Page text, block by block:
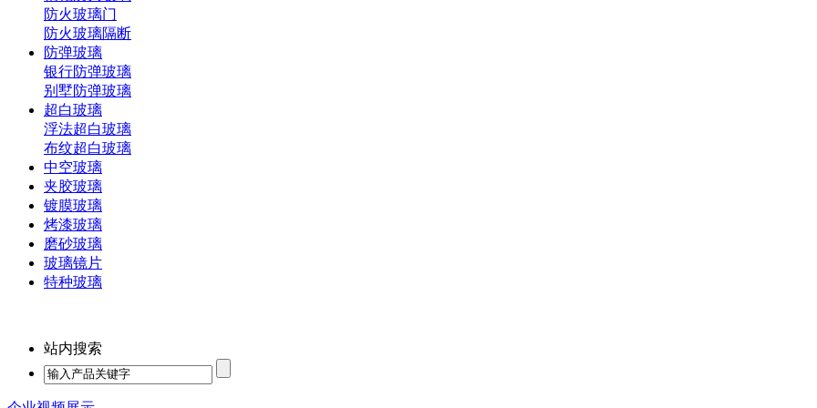
防火玻璃门
防火玻璃隔断
防弹玻璃
银行防弹玻璃
别墅防弹玻璃
超白玻璃
浮法超白玻璃
布纹超白玻璃
中空玻璃
夹胶玻璃
镀膜玻璃
烤漆玻璃
磨砂玻璃
玻璃镜片
特种玻璃
站内搜索